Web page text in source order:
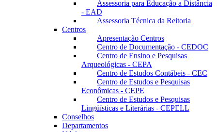
Assessoria para Educação a Distância
- EAD
Assessoria Técnica da Reitoria
Centros
Apresentação Centros
Centro de Documentação - CEDOC
Centro de Ensino e Pesquisas
Arqueológicas - CEPA
Centro de Estudos Contábeis - CEC
Centro de Estudos e Pesquisas
Econômicas - CEPE
Centro de Estudos e Pesquisas
Lingüísticas e Literárias - CEPELL
Conselhos
Departamentos